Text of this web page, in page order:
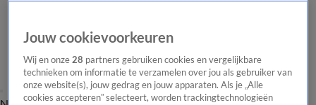
Jouw cookievoorkeuren
Wij en onze28 partners gebruiken cookies en vergelijkbare
technieken om informatie te verzamelen over jou als gebruiker van
onze website(s), jouw gedrag en jouw apparaten. Als je „Alle
cookies accepteren” selecteert, worden trackingtechnologieën